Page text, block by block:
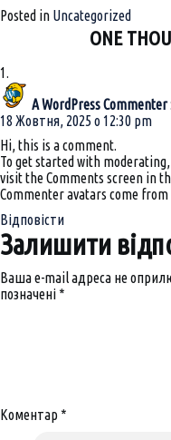
Posted in Uncategorized
ONE
A WordPress Commenter:
18 Жовтня, 2025 о 12:30 pm
Hi, this is a comment.
To get started with
visit the Comments screen in
Commenter avatars come from
Відповісти
залишити
Ваша e-mail адреса не
позначені *
Коментар *